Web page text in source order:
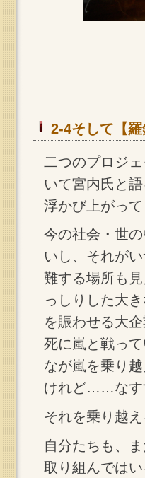
2-4そして【
二つのプロジ
いて宮内氏と
浮かび上がっ
今の社会・世
いし、それが
難する場所も
っしりした大
を賑わせる大
死に嵐と戦っ
なが嵐を乗り
けれど……なす
それを乗り越
自分たちも、
取り組んでは